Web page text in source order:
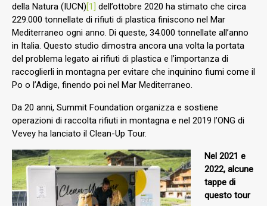
della Natura (IUCN)[1] dell’ottobre 2020 ha stimato che circa
229.000 tonnellate di rifiuti di plastica finiscono nel Mar
Mediterraneo ogni anno. Di queste, 34.000 tonnellate all’anno
in Italia. Questo studio dimostra ancora una volta la portata
del problema legato ai rifiuti di plastica e l’importanza di
raccoglierli in montagna per evitare che inquinino fiumi come il
Po o l’Adige, finendo poi nel Mar Mediterraneo.
Da 20 anni, Summit Foundation organizza e sostiene
operazioni di raccolta rifiuti in montagna e nel 2019 l’ONG di
Vevey ha lanciato il Clean-Up Tour.
Nel 2021 e
2022, alcune
tappe di
questo tour